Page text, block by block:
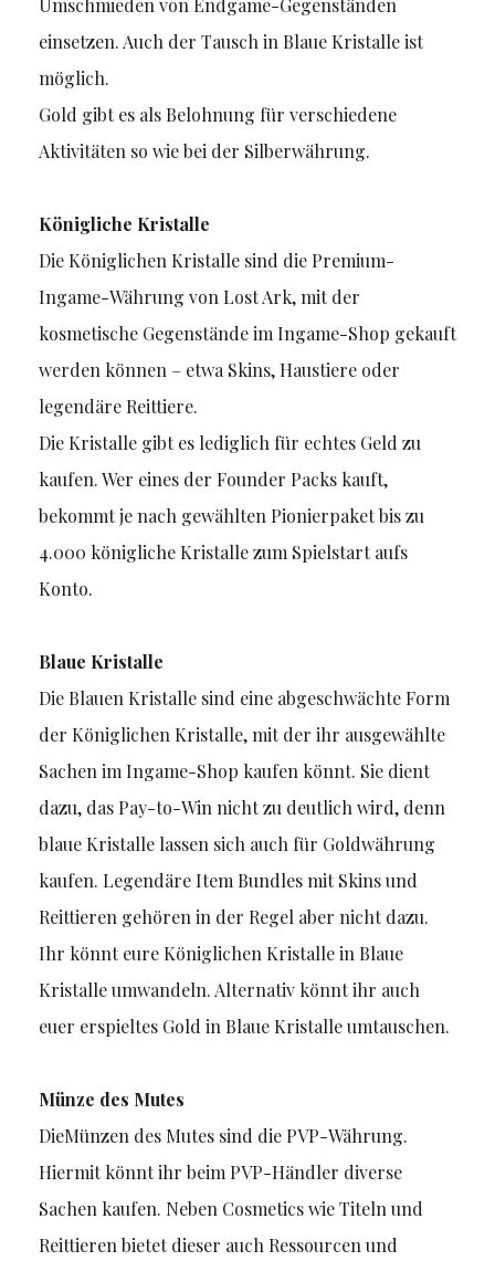
einsetzen. Auch der Tausch in Blaue Kristalle ist
möglich.
Gold gibt es als Belohnung für verschiedene
Aktivitäten so wie bei der Silberwährung.
Königliche Kristalle
Die Königlichen Kristalle sind die Premium-
Ingame-Währung von Lost Ark, mit der
kosmetische Gegenstände im Ingame-Shop gekauft
werden können – etwa Skins, Haustiere oder
legendäre Reittiere.
Die Kristalle gibt es lediglich für echtes Geld zu
kaufen. Wer eines der Founder Packs kauft,
bekommt je nach gewählten Pionierpaket bis zu
4.000 königliche Kristalle zum Spielstart aufs
Konto.
Blaue Kristalle
Die Blauen Kristalle sind eine abgeschwächte Form
der Königlichen Kristalle, mit der ihr ausgewählte
Sachen im Ingame-Shop kaufen könnt. Sie dient
dazu, das Pay-to-Win nicht zu deutlich wird, denn
blaue Kristalle lassen sich auch für Goldwährung
kaufen. Legendäre Item Bundles mit Skins und
Reittieren gehören in der Regel aber nicht dazu.
Ihr könnt eure Königlichen Kristalle in Blaue
Kristalle umwandeln. Alternativ könnt ihr auch
euer erspieltes Gold in Blaue Kristalle umtauschen.
Münze des Mutes
DieMünzen des Mutes sind die PVP-Währung.
Hiermit könnt ihr beim PVP-Händler diverse
Sachen kaufen. Neben Cosmetics wie Titeln und
Reittieren bietet dieser auch Ressourcen und